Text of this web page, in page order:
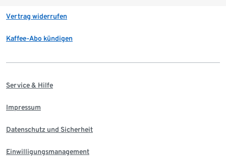
Vertrag widerrufen
Kaffee-Abo kündigen
Service & Hilfe
Impressum
Datenschutz und Sicherheit
Einwilligungsmanagement